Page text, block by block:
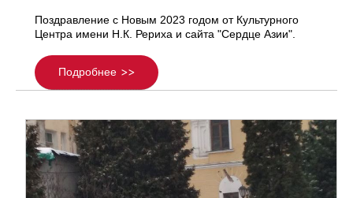
Поздравление с Новым 2023 годом от Культурного
Центра имени Н.К. Рериха и сайта "Сердце Азии".
Подробнее